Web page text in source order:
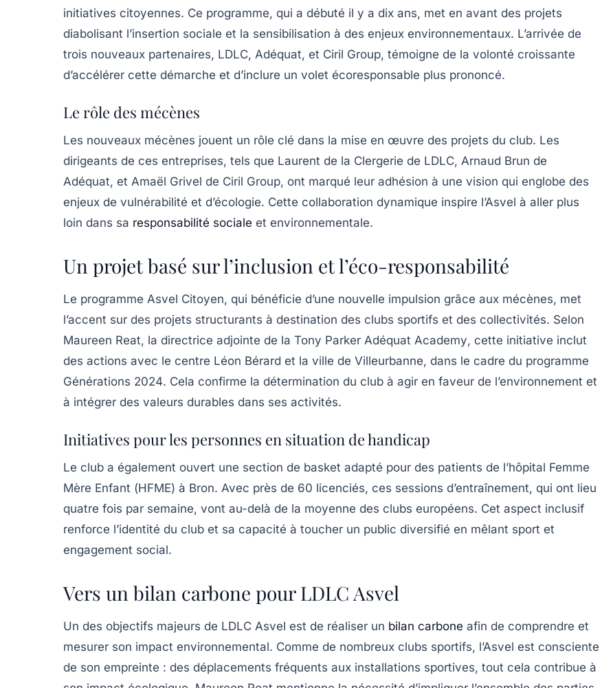
initiatives citoyennes. Ce programme, qui a débuté il y a dix ans, met en avant des projets
diabolisant l’insertion sociale et la sensibilisation à des enjeux environnementaux. L’arrivée de
trois nouveaux partenaires, LDLC, Adéquat, et Ciril Group, témoigne de la volonté croissante
d’accélérer cette démarche et d’inclure un volet écoresponsable plus prononcé.
Le rôle des mécènes
Les nouveaux mécènes jouent un rôle clé dans la mise en œuvre des projets du club. Les
dirigeants de ces entreprises, tels que Laurent de la Clergerie de LDLC, Arnaud Brun de
Adéquat, et Amaël Grivel de Ciril Group, ont marqué leur adhésion à une vision qui englobe des
enjeux de vulnérabilité et d’écologie. Cette collaboration dynamique inspire l’Asvel à aller plus
loin dans sa responsabilité sociale et environnementale.
Un projet basé sur l’inclusion et l’éco-responsabilité
Le programme Asvel Citoyen, qui bénéficie d’une nouvelle impulsion grâce aux mécènes, met
l’accent sur des projets structurants à destination des clubs sportifs et des collectivités. Selon
Maureen Reat, la directrice adjointe de la Tony Parker Adéquat Academy, cette initiative inclut
des actions avec le centre Léon Bérard et la ville de Villeurbanne, dans le cadre du programme
Générations 2024. Cela confirme la détermination du club à agir en faveur de l’environnement et
à intégrer des valeurs durables dans ses activités.
Initiatives pour les personnes en situation de handicap
Le club a également ouvert une section de basket adapté pour des patients de l’hôpital Femme
Mère Enfant (HFME) à Bron. Avec près de 60 licenciés, ces sessions d’entraînement, qui ont lieu
quatre fois par semaine, vont au-delà de la moyenne des clubs européens. Cet aspect inclusif
renforce l’identité du club et sa capacité à toucher un public diversifié en mêlant sport et
engagement social.
Vers un bilan carbone pour LDLC Asvel
Un des objectifs majeurs de LDLC Asvel est de réaliser un bilan carbone afin de comprendre et
mesurer son impact environnemental. Comme de nombreux clubs sportifs, l’Asvel est consciente
de son empreinte : des déplacements fréquents aux installations sportives, tout cela contribue à